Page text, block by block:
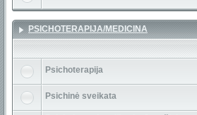
PSICHOTERAPIJA/MEDICINA
Psichoterapija
Psichinė sveikata